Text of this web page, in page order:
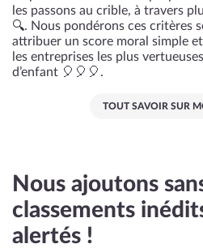
les passons au crible, à travers
🔍. Nous pondérons ces critères
attribuer un score moral simple
les entreprises les plus
d’enfant 🎈🎈🎈.
TOUT SAVOIR SUR
Nous ajoutons
classements
alertés !